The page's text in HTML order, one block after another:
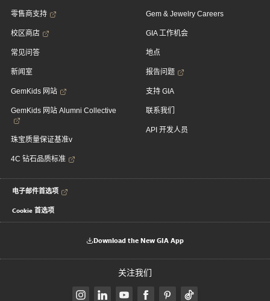
零售商支持
校区商店
常见问答
新闻室
GemKids 网站
GemKids 网站 Alumni Collective
珠宝质量保证基准v
4C 钻石品质标准
Gem & Jewelry Careers
GIA 工作机会
地点
报告问题
支持 GIA
联系我们
API 开发人员
电子邮件首选项
Cookie 首选项
Download the New GIA App
关注我们